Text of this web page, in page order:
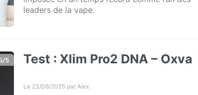
leaders de la vape.
5 Test : Xlim Pro2 DNA – Oxva
Le 23/06/2025 parAlex